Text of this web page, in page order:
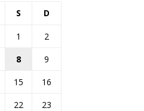
S D
1
2
8
9
15
16
22
23